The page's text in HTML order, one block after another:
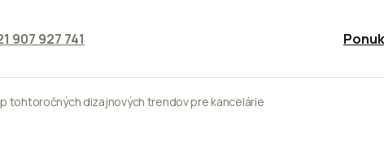
907 927 741
tohtoročných dizajnových trendov pre kancelárie